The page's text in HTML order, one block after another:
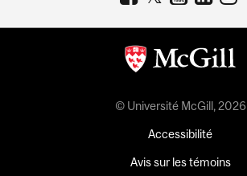
© Université McGill, 2026
Accessibilité
Avis sur les témoins